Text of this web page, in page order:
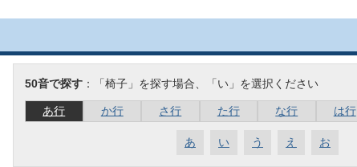
50音で探す ：「椅子」を探す場合、「い」を選択ください
あ行 か行 さ行 た行 な行 は行
あ い う え お